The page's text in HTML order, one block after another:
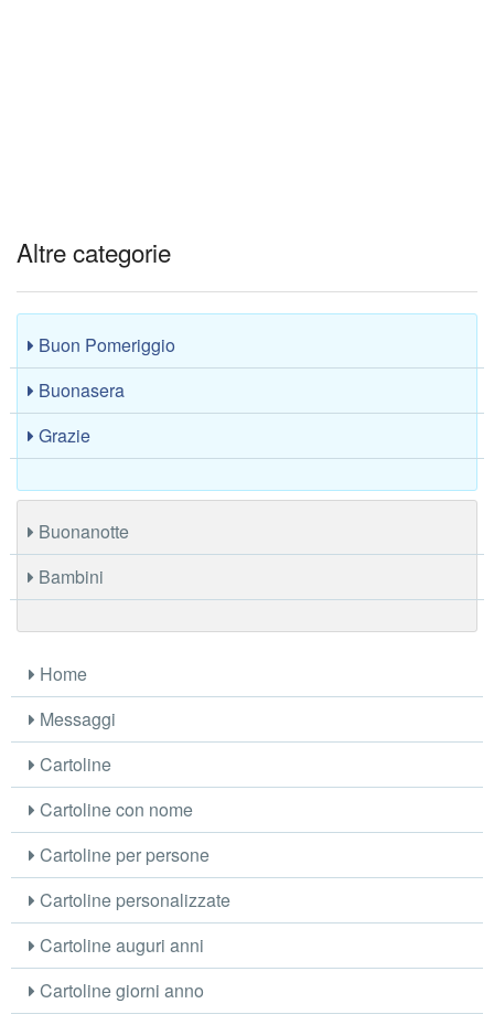
Altre categorie
Buon Pomeriggio
Buonasera
Grazie
Buonanotte
Bambini
Home
Messaggi
Cartoline
Cartoline con nome
Cartoline per persone
Cartoline personalizzate
Cartoline auguri anni
Cartoline giorni anno